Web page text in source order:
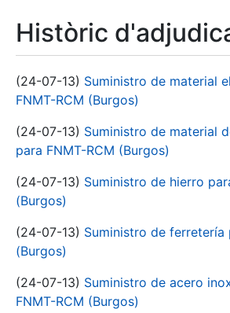
Històric
(24-07-13) Suministro de material
FNMT-RCM (Burgos)
(24-07-13) Suministro de material
para FNMT-RCM (Burgos)
(24-07-13) Suministro de hierro
(Burgos)
(24-07-13) Suministro de ferretería
(Burgos)
(24-07-13) Suministro de acero
FNMT-RCM (Burgos)